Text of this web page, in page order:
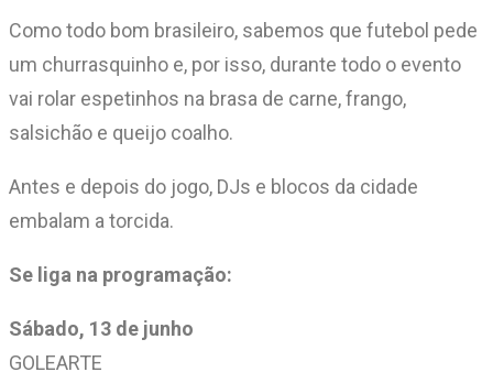
Como todo bom brasileiro, sabemos que futebol pede
um churrasquinho e, por isso, durante todo o evento
vai rolar espetinhos na brasa de carne, frango,
salsichão e queijo coalho.
Antes e depois do jogo, DJs e blocos da cidade
embalam a torcida.
Se liga na programação:
Sábado, 13 de junho
GOLEARTE